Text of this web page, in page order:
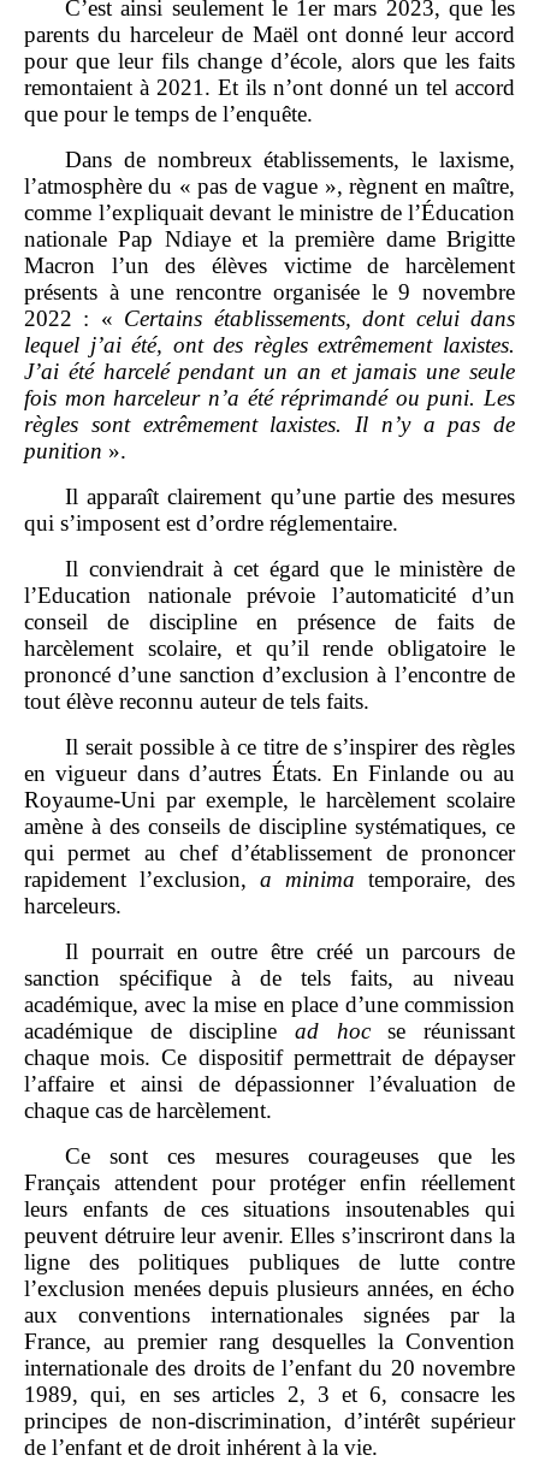
C’est ainsi seulement le 1er mars 2023, que les
parents du harceleur de Maël ont donné leur accord
pour que leur fils change d’école, alors que les faits
remontaient à 2021. Et ils n’ont donné un tel accord
que pour le temps de l’enquête.
Dans de nombreux établissements, le laxisme,
l’atmosphère du « pas de vague », règnent en maître,
comme l’expliquait devant le ministre de l’Éducation
nationale Pap Ndiaye et la première dame Brigitte
Macron l’un des élèves victime de harcèlement
présents à une rencontre organisée le 9 novembre
2022 : « Certains établissements, dont celui dans
lequel j’ai été, ont des règles extrêmement laxistes.
J’ai été harcelé pendant un an et jamais une seule
fois mon harceleur n’a été réprimandé ou puni. Les
règles sont extrêmement laxistes. Il n’y a pas de
punition ».
Il apparaît clairement qu’une partie des mesures
qui s’imposent est d’ordre réglementaire.
Il conviendrait à cet égard que le ministère de
l’Education nationale prévoie l’automaticité d’un
conseil de discipline en présence de faits de
harcèlement scolaire, et qu’il rende obligatoire le
prononcé d’une sanction d’exclusion à l’encontre de
tout élève reconnu auteur de tels faits.
Il serait possible à ce titre de s’inspirer des règles
en vigueur dans d’autres États. En Finlande ou au
Royaume‑Uni par exemple, le harcèlement scolaire
amène à des conseils de discipline systématiques, ce
qui permet au chef d’établissement de prononcer
rapidement l’exclusion, a minima temporaire, des
harceleurs.
Il pourrait en outre être créé un parcours de
sanction spécifique à de tels faits, au niveau
académique, avec la mise en place d’une commission
académique de discipline ad hocse réunissant
chaque mois. Ce dispositif permettrait de dépayser
l’affaire et ainsi de dépassionner l’évaluation de
chaque cas de harcèlement.
Ce sont ces mesures courageuses que les
Français attendent pour protéger enfin réellement
leurs enfants de ces situations insoutenables qui
peuvent détruire leur avenir. Elles s’inscriront dans la
ligne des politiques publiques de lutte contre
l’exclusion menées depuis plusieurs années, en écho
aux conventions internationales signées par la
France, au premier rang desquelles la Convention
internationale des droits de l’enfant du 20 novembre
1989, qui, en ses articles 2, 3 et 6, consacre les
principes de non‑discrimination, d’intérêt supérieur
de l’enfant et de droit inhérent à la vie.